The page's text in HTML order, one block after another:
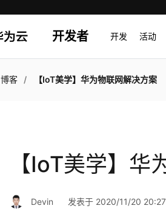
开发者 开发 活动
博客 【IoT美学】华为物联网解决方案
【IoT美学】华
Devin 发表于 2020/11/20